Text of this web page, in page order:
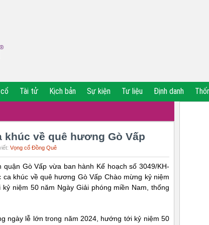
Tài tử Kịch bản Sự kiện Tư liệu Định danh
khúc về quê hương Gò Vấp
Vọng cổ Đồng Quê
quận Gò Vấp vừa ban hành Kế hoạch số 3049/KH-
khúc về quê hương Gò Vấp Chào mừng kỷ niệm
niệm 50 năm Ngày Giải phóng miền Nam, thống
ngày lễ lớn trong năm 2024, hướng tới kỷ niệm 50